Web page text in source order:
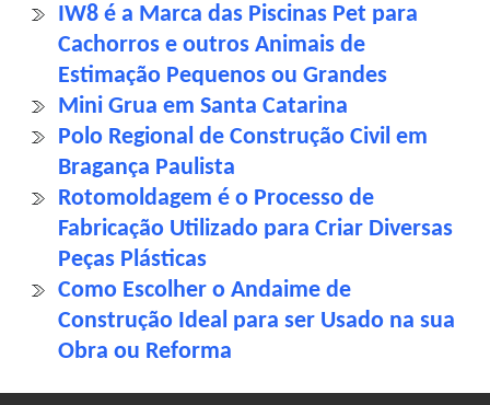
IW8 é a Marca das Piscinas Pet para
Cachorros e outros Animais de
Estimação Pequenos ou Grandes
Mini Grua em Santa Catarina
Polo Regional de Construção Civil em
Bragança Paulista
Rotomoldagem é o Processo de
Fabricação Utilizado para Criar Diversas
Peças Plásticas
Como Escolher o Andaime de
Construção Ideal para ser Usado na sua
Obra ou Reforma